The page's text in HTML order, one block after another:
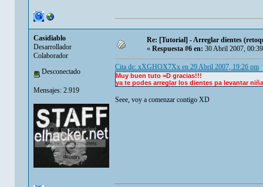
Casidiablo
Desarrollador
Colaborador
Desconectado
Mensajes: 2.919
Re: [Tutorial] - Arreglar dientes
«Respuesta #6 en:30 Abril 2007,
Cita de: xXGHOX7Xx en 29 Abril 2007, 19:26 pm
Muy buen tuto =D gracias!!!
ya te podes arreglar los dientes pa levantar
Seee, voy a comenzar contigo XD